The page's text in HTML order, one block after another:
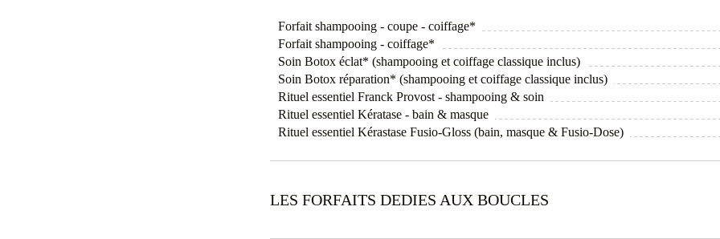
Forfait shampooing - coupe - coiffage*
Forfait shampooing - coiffage*
Soin Botox éclat* (shampooing et coiffage classique inclus)
Soin Botox réparation* (shampooing et coiffage classique inclus)
Rituel essentiel Franck Provost - shampooing & soin
Rituel essentiel Kératase - bain & masque
Rituel essentiel Kérastase Fusio-Gloss (bain, masque & Fusio-Dose)
LES FORFAITS DEDIES AUX BOUCLES